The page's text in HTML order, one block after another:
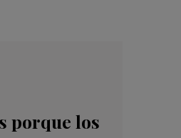
porque los